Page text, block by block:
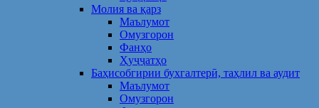
Молия ва қарз
Маълумот
Омузгорон
Фанҳо
Ҳуҷҷатҳо
Баҳисобгирии бухгалтерӣ, таҳлил ва аудит
Маълумот
Омузгорон